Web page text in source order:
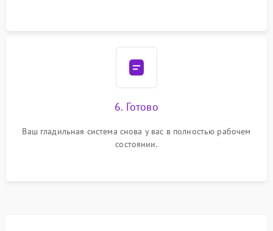
6. Готово
Ваш гладильная система снова у вас в полностью рабочем
состоянии.